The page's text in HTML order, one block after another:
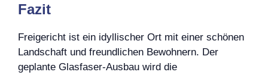
Fazit
Freigericht ist ein idyllischer Ort mit einer schönen
Landschaft und freundlichen Bewohnern. Der
geplante Glasfaser-Ausbau wird die